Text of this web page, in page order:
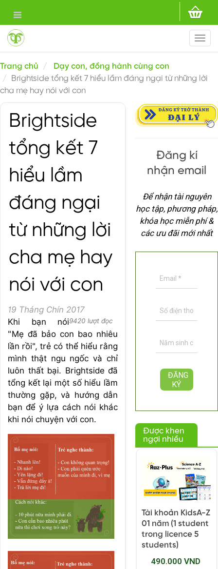
Trang chủ
Dạy con, đồng hành cùng con
Brightside tổng kết 7 hiểu lầm đáng ngại từ những lời
cha mẹ hay nói với con
Brightside
tổng kết 7
hiểu lầm
đáng ngại
từ những lời
cha mẹ hay
nói với con
19 Tháng Chín 2017
9420 lượt đọc
Khi bạn nói
"Mẹ đã bảo con bao nhiêu
lần rồi", trẻ có thể hiểu rằng
mình thật ngu ngốc và chỉ
luôn thất bại. Brightside đã
tổng kết lại một số hiểu lầm
thường gặp, và hướng dẫn
bạn để ý lựa cách nói khác
khi nói chuyện với con.
Đăng kí
nhận email
Để nhận tài nguyên
học tập, phương pháp,
khóa học miễn phí &
các ưu đãi mới nhất
Được khen
ngợi nhiều
Tài khoản KidsA-Z
01 năm (1 student
trong licence 5
students)
490.000 VND